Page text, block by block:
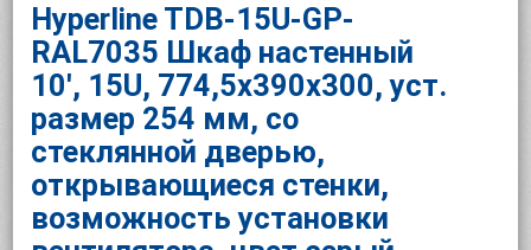
Hyperline TDB-15U-GP-
RAL7035 Шкаф настенный
10', 15U, 774,5х390х300, уст.
размер 254 мм, со
стеклянной дверью,
открывающиеся стенки,
возможность установки